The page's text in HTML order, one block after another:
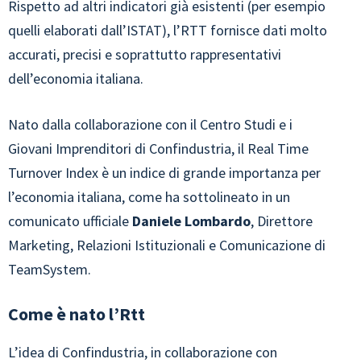
Rispetto ad altri indicatori già esistenti (per esempio
quelli elaborati dall’ISTAT), l’RTT fornisce dati molto
accurati, precisi e soprattutto rappresentativi
dell’economia italiana.
Nato dalla collaborazione con il Centro Studi e i
Giovani Imprenditori di Confindustria, il Real Time
Turnover Index è un indice di grande importanza per
l’economia italiana, come ha sottolineato in un
comunicato ufficiale Daniele Lombardo, Direttore
Marketing, Relazioni Istituzionali e Comunicazione di
TeamSystem.
Come è nato l’Rtt
L’idea di Confindustria, in collaborazione con